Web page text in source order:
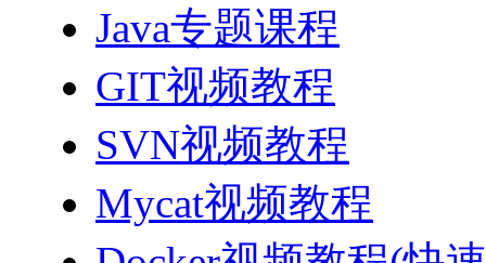
Java专题课程
GIT视频教程
SVN视频教程
Mycat视频教程